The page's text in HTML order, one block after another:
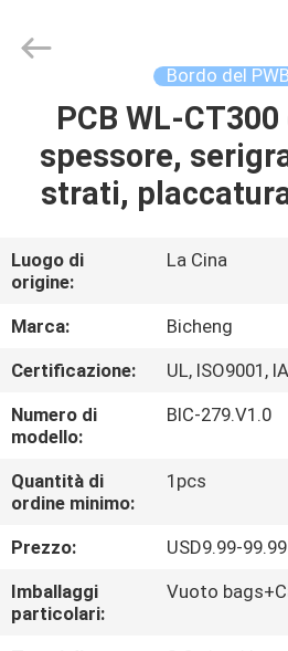
CASA.
PRODOTTI
VIDEO
SU
DI
NOI
VISITA
ALLA
FABBRICA
CONTROLLO
Electronics
Technology
Bordo del
PCB WL-
spessore,
strati,
Luogo di
origine:
La Cina
Marca:
Bicheng
Certificazione:
UL, ISO9001,
Numero di
modello:
BIC-279.V1.0
Quantità di
ordine minimo:
1pcs
Prezzo:
USD9.99-99.99
Imballaggi
particolari:
Vuoto